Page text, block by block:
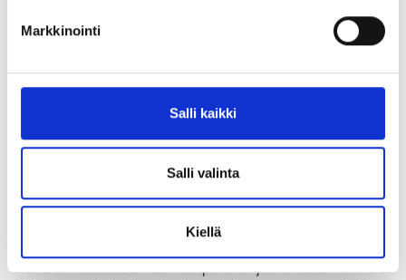
Markkinointi
Salli kaikki
Salli valinta
Kiellä
(kotoutuminen.fi)⁠
Uudistusten toimeenpanoa
sidosryhmäyhteistyössä
Samanaikaisesti eduskunnan käsittelyn kanssa uudistuksen
toimeenpanovaiheen valmistelu on täydessä vauhdissa.
KOTO24 -uudistusten toimeenpano-ohjelman laatiminen.